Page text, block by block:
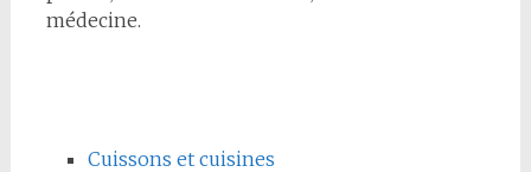
médecine.
Cuissons et cuisines